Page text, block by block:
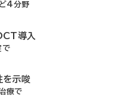
4分野
導入
で
を示唆
療で